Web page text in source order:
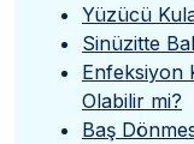
Yüzücü
Sinüzitte
Enfeksiyon
Olabilir mi?
Baş